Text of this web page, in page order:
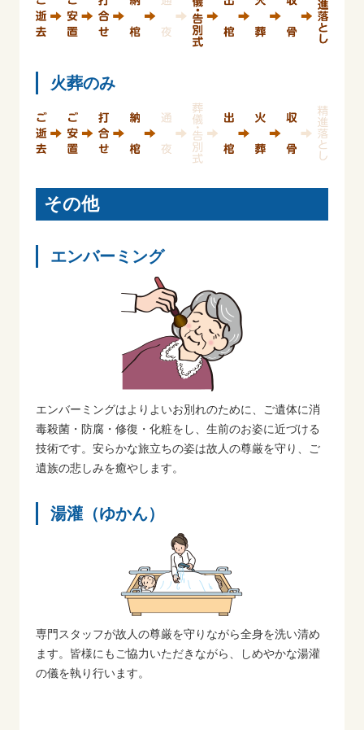
火葬のみ
その他
エンバーミング
エンバーミングはよりよいお別れのために、ご遺体に消
毒殺菌・防腐・修復・化粧をし、生前のお姿に近づける
技術です。安らかな旅立ちの姿は故人の尊厳を守り、ご
遺族の悲しみを癒やします。
湯灌（ゆかん）
専門スタッフが故人の尊厳を守りながら全身を洗い清め
ます。皆様にもご協力いただきながら、しめやかな湯灌
の儀を執り行います。